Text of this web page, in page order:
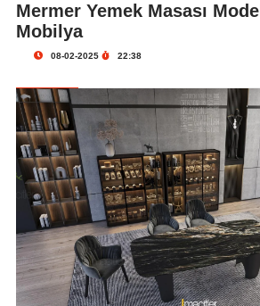
Mermer Yemek Masası
Mobilya
08-02-2025 22:38